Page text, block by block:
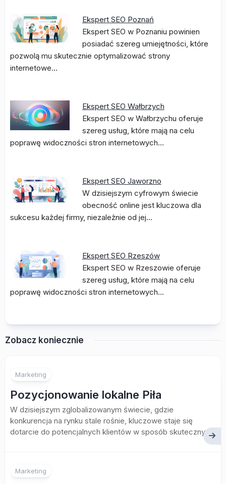
Ekspert SEO Poznań
Ekspert SEO w Poznaniu powinien
posiadać szereg umiejętności, które
pozwolą mu skutecznie optymalizować strony
internetowe…
Ekspert SEO Wałbrzych
Ekspert SEO w Wałbrzychu oferuje
szereg usług, które mają na celu
poprawę widoczności stron internetowych…
Ekspert SEO Jaworzno
W dzisiejszym cyfrowym świecie
obecność online jest kluczowa dla
sukcesu każdej firmy, niezależnie od jej…
Ekspert SEO Rzeszów
Ekspert SEO w Rzeszowie oferuje
szereg usług, które mają na celu
poprawę widoczności stron internetowych…
Zobacz koniecznie
Marketing
Pozycjonowanie lokalne Piła
W dzisiejszym zglobalizowanym świecie, gdzie
konkurencja na rynku stale rośnie, kluczowe staje się
dotarcie do potencjalnych klientów w sposób skuteczny...
Marketing